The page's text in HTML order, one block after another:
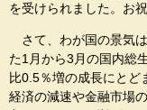
を受けられました。お
さて、わが国の景気
た1月から3月の国内総
比0.5％増の成長にとど
経済の減速や金融市場